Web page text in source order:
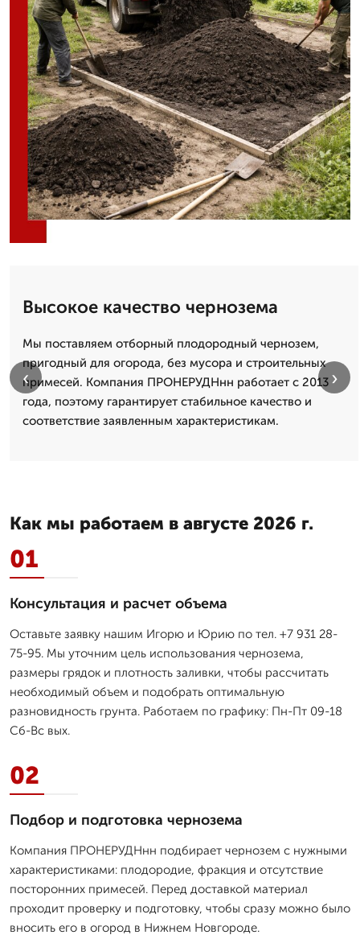
Высокое качество чернозема
Мы поставляем отборный плодородный чернозем,
пригодный для огорода, без мусора и строительных
примесей. Компания ПРОНЕРУДНнн работает с 2013
года, поэтому гарантирует стабильное качество и
соответствие заявленным характеристикам.
‹ ›
Как мы работаем в августе 2026 г.
01
Консультация и расчет объема
Оставьте заявку нашим Игорю и Юрию по тел. +7 931 28-
75-95. Мы уточним цель использования чернозема,
размеры грядок и плотность заливки, чтобы рассчитать
необходимый объем и подобрать оптимальную
разновидность грунта. Работаем по графику: Пн-Пт 09-18
Сб-Вс вых.
02
Подбор и подготовка чернозема
Компания ПРОНЕРУДНнн подбирает чернозем с нужными
характеристиками: плодородие, фракция и отсутствие
посторонних примесей. Перед доставкой материал
проходит проверку и подготовку, чтобы сразу можно было
вносить его в огород в Нижнем Новгороде.